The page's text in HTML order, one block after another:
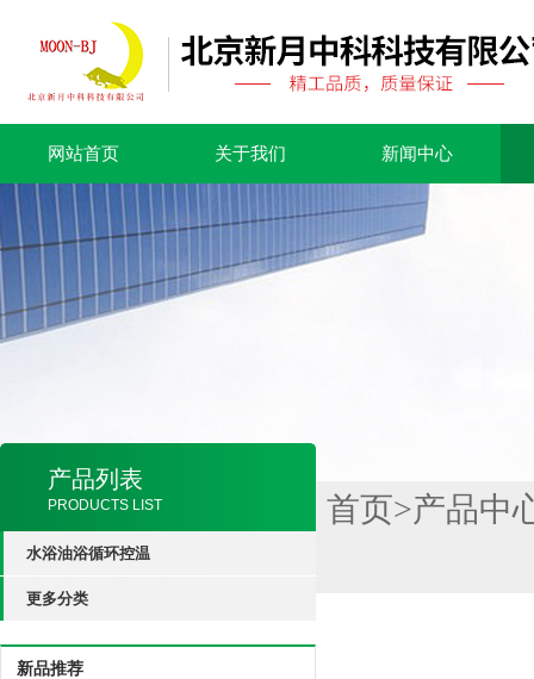
网站首页 关于我们 新闻中心
产品列表
PRODUCTS LIST
水浴油浴循环控温
更多分类
新品推荐
首页>产品中